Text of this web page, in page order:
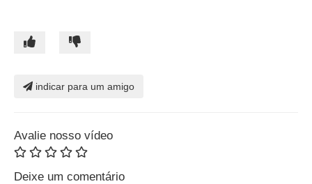
indicar para um amigo
Avalie nosso vídeo
Deixe um comentário